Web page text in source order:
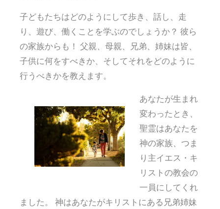
子どもたちはどのようにして歩き、話し、走
り、遊び、働くことを学ぶのでしょうか？ 彼ら
の家族からも！ 父親、母親、兄弟、姉妹は皆、
子供に何をすべきか、そしてそれをどのように
行うべきかを教えます。
あなたが生まれ
変わったとき、
聖霊はあなたを
神の家族、つま
り主イエス・キ
リストの教会の
一員にしてくれ
ました。 神はあなたがキリストにある兄弟姉妹